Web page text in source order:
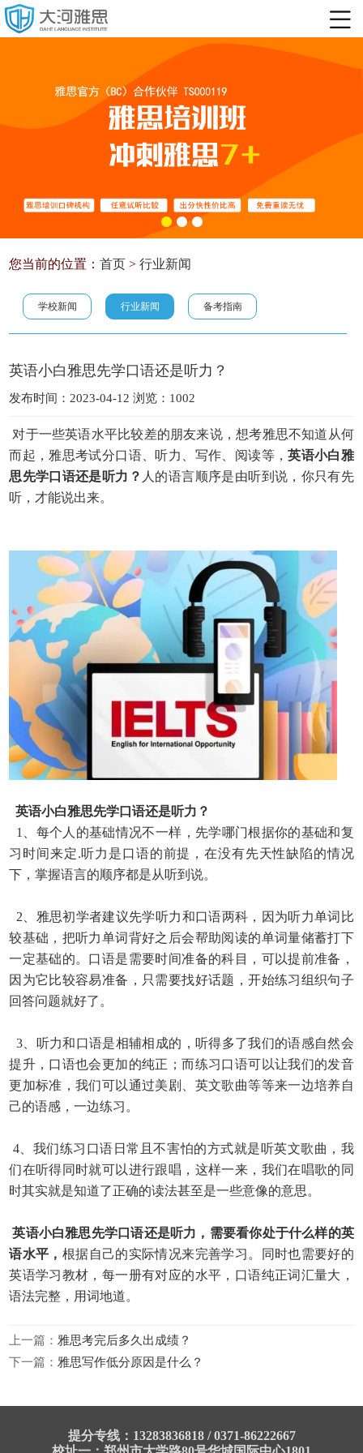
您当前的位置：首页 >行业新闻
学校新闻 行业新闻 备考指南
英语小白雅思先学口语还是听力？
发布时间：2023-04-12 浏览：1002
对于一些英语水平比较差的朋友来说，想考雅思不知道从何
而起，雅思考试分口语、听力、写作、阅读等，英语小白雅
思先学口语还是听力？ 人的语言顺序是由听到说，你只有先
听，才能说出来。
英语小白雅思先学口语还是听力？
1、每个人的基础情况不一样，先学哪门根据你的基础和复
习时间来定.听力是口语的前提，在没有先天性缺陷的情况
下，掌握语言的顺序都是从听到说。
2、雅思初学者建议先学听力和口语两科，因为听力单词比
较基础，把听力单词背好之后会帮助阅读的单词量储蓄打下
一定基础的。口语是需要时间准备的科目，可以提前准备，
因为它比较容易准备，只需要找好话题，开始练习组织句子
回答问题就好了。
3、听力和口语是相辅相成的，听得多了我们的语感自然会
提升，口语也会更加的纯正；而练习口语可以让我们的发音
更加标准，我们可以通过美剧、英文歌曲等等来一边培养自
己的语感，一边练习。
4、我们练习口语日常且不害怕的方式就是听英文歌曲，我
们在听得同时就可以进行跟唱，这样一来，我们在唱歌的同
时其实就是知道了正确的读法甚至是一些意像的意思。
英语小白雅思先学口语还是听力，需要看你处于什么样的英
语水平， 根据自己的实际情况来完善学习。同时也需要好的
英语学习教材，每一册有对应的水平，口语纯正词汇量大，
语法完整，用词地道。
上一篇：雅思考完后多久出成绩？
下一篇：雅思写作低分原因是什么？
提分专线：13283836818 / 0371-86222667